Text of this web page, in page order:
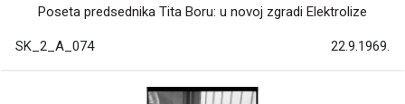
Poseta predsednika Tita Boru: u novoj zgradi Elektrolize
SK_2_A_074 22.9.1969.